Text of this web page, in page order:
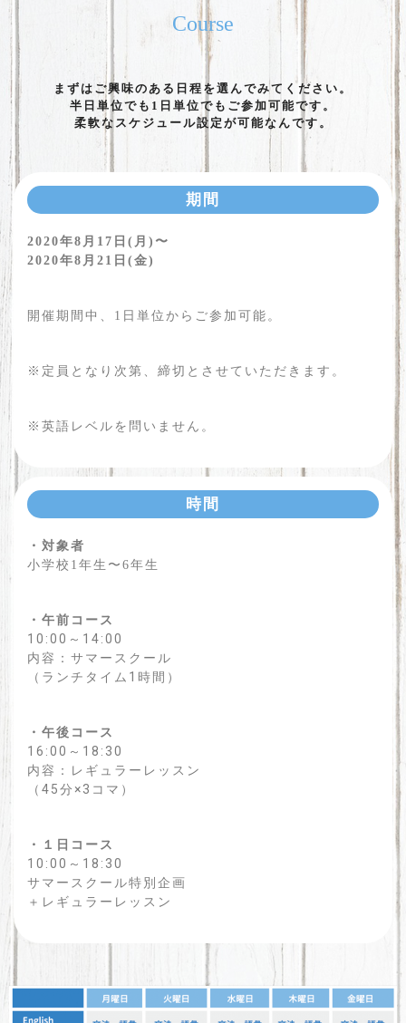
Course
まずはご興味のある日程を選んでみてください。
半日単位でも1日単位でもご参加可能です。
柔軟なスケジュール設定が可能なんです。
期間
2020年8月17日(月)〜
2020年8月21日(金)
開催期間中、1日単位からご参加可能。
※定員となり次第、締切とさせていただきます。
※英語レベルを問いません。
時間
・対象者
小学校1年生〜6年生
・午前コース
10:00～14:00
内容：サマースクール
（ランチタイム1時間）
・午後コース
16:00～18:30
内容：レギュラーレッスン
（45分×3コマ）
・１日コース
10:00～18:30
サマースクール特別企画
＋レギュラーレッスン